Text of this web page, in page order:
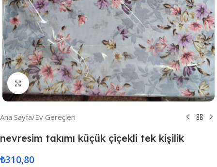
Resmi Büyüt
Ana Sayfa/Ev Gereçleri
nevresim takımı küçük çiçekli tek kişilik
₺310,80